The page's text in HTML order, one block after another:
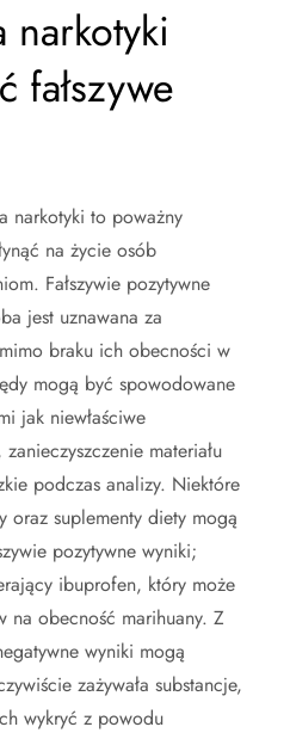
narkotyki
fałszywe
narkotyki to poważny
na życie osób
Fałszywie pozytywne
jest uznawana za
braku ich obecności w
mogą być spowodowane
jak niewłaściwe
materiału
podczas analizy. Niektóre
oraz suplementy diety mogą
pozytywne wyniki;
ibuprofen, który może
na obecność marihuany. Z
wyniki mogą
zażywała substancje,
wykryć z powodu